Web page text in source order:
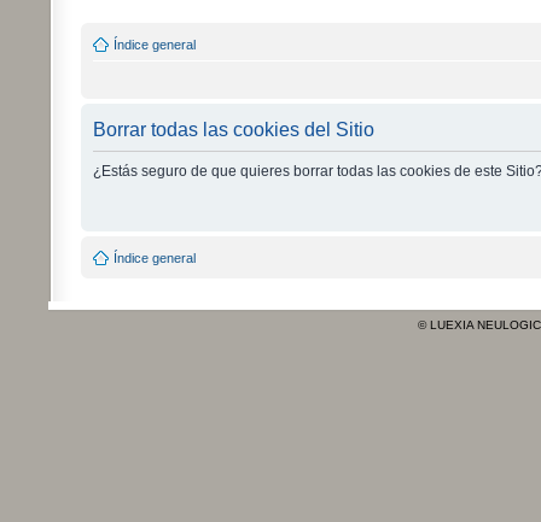
Índice general
Borrar todas las cookies del Sitio
¿Estás seguro de que quieres borrar todas las cookies de este
Índice general
© LUEXIA